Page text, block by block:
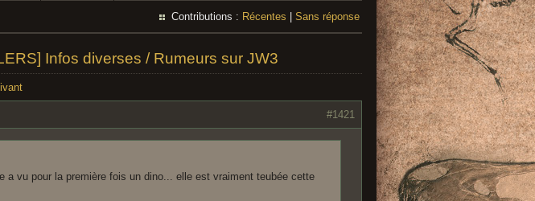
Contributions : Récentes Sans réponse
Infos diverses / Rumeurs sur JW3
#1421
a vu pour la première fois un dino... elle est vraiment teubée cette